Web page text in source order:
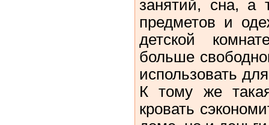
занятий, сна, а
предметов и
детской
больше
использовать
К тому же
кровать